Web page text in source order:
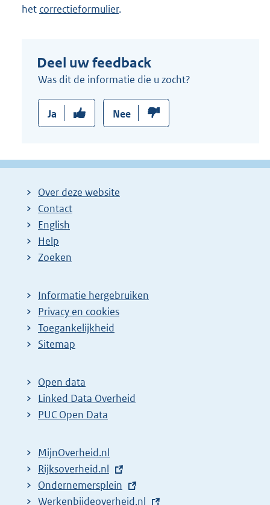
het correctieformulier.
Deel uw feedback
Was dit de informatie die u zocht?
Ja Nee
Over deze website
Contact
English
Help
Zoeken
Informatie hergebruiken
Privacy en cookies
Toegankelijkheid
Sitemap
Open data
Linked Data Overheid
PUC Open Data
MijnOverheid.nl
E
x
t
Rijksoverheid.nl
E
x
Ondernemersplein
E
Werkenbijdeoverheid.nl